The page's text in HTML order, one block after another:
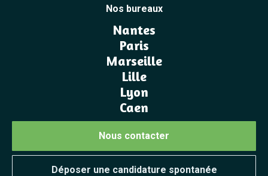
Nos bureaux
Nantes
Paris
Marseille
Lille
Lyon
Caen
Nous contacter
Déposer une candidature spontanée